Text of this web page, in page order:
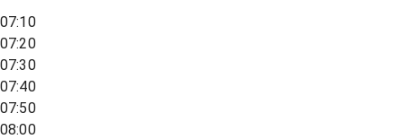
07:10
07:20
07:30
07:40
07:50
08:00